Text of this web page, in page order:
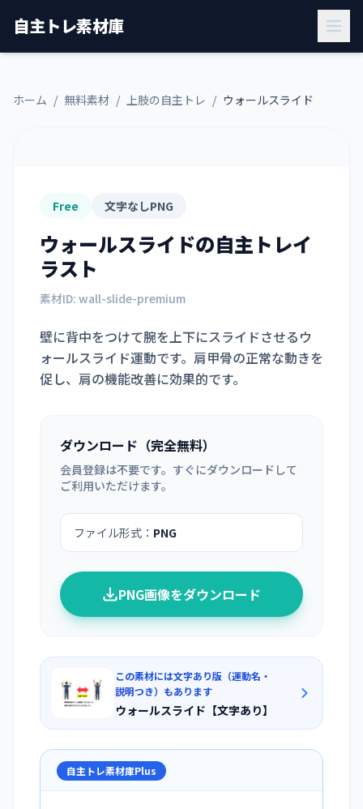
自主トレ素材庫
ホーム / 無料素材 / 上肢の自主トレ / ウォールスライド
Free 文字なしPNG
ウォールスライドの自主トレイ
ラスト
素材ID: wall-slide-premium
壁に背中をつけて腕を上下にスライドさせるウ
ォールスライド運動です。肩甲骨の正常な動きを
促し、肩の機能改善に効果的です。
ダウンロード（完全無料）
会員登録は不要です。すぐにダウンロードして
ご利用いただけます。
ファイル形式： PNG
PNG画像をダウンロード
この素材には文字あり版（運動名・
説明つき）もあります
ウォールスライド【文字あり】
自主トレ素材庫Plus